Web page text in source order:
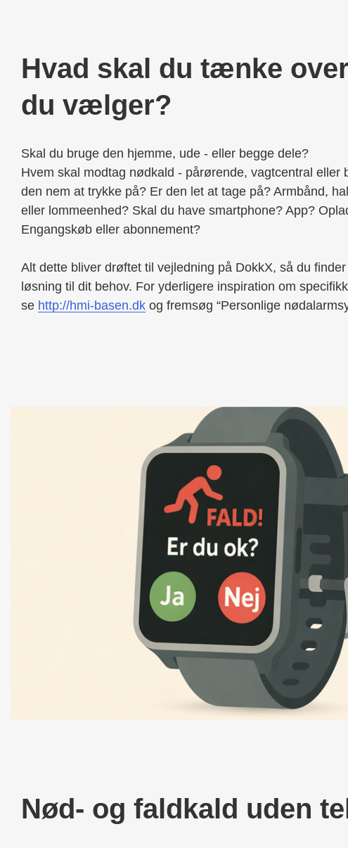
Hvad skal du tænke
du vælger?
Skal du bruge den hjemme, ude - eller begge dele?
Hvem skal modtag nødkald - pårørende, vagtcentral eller
den nem at trykke på? Er den let at tage på? Armbånd,
eller lommeenhed? Skal du have smartphone? App?
Engangskøb eller abonnement?
Alt dette bliver drøftet til vejledning på DokkX, så du
løsning til dit behov. For yderligere inspiration om
se http://hmi-basen.dk og fremsøg “Personlige
Nød- og faldkald uden